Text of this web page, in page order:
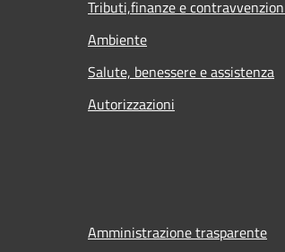
Tributi,finanze e
Ambiente
Salute, benessere e assistenza
Autorizzazioni
Amministrazione trasparente